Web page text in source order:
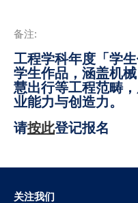
备注:
工程学科年度「学
学生作品，涵盖机
慧出行等工程范畴
业能力与创造力。
请按此登记报名
关注我们